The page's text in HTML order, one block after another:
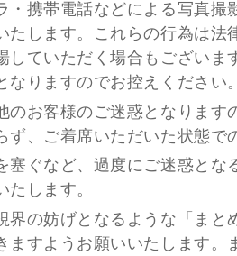
・携帯電話などによる写真撮
たします。これらの行為は
していただく場合もござい
なりますのでお控えください
のお客様のご迷惑となりま
ず、ご着席いただいた状態で
塞ぐなど、過度にご迷惑とな
たします。
界の妨げとなるような「まと
ますようお願いいたします。